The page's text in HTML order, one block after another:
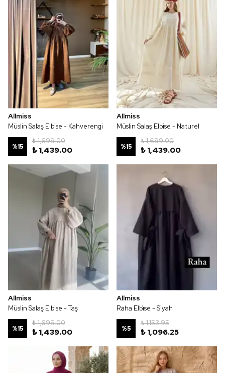
Allmiss
Müslin Salaş Elbise - Kahverengi
%15
₺ 1,699.00
₺ 1,439.00
Allmiss
Müslin Salaş Elbise - Naturel
%15
₺ 1,699.00
₺ 1,439.00
Allmiss
Müslin Salaş Elbise - Taş
%15
₺ 1,699.00
₺ 1,439.00
Allmiss
Raha Elbi̇se - Siyah
%5
₺ 1,153.95
₺ 1,096.25